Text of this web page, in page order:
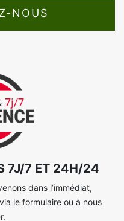
NOUS
7J/7 ET 24H/24
dans l’immédiat,
le formulaire ou à nous